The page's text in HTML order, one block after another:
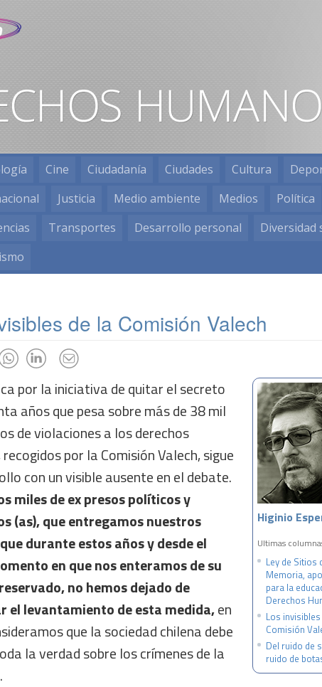
Cine Ciudadanía Ciudades Cultura
Justicia Medio ambiente Medios Política
Transportes Desarrollo personal Diversidad
de la Comisión Valech
Higinio
Ultimas
Ley de Sitios
Memoria,
para la
Derechos
Los
Comisión
Del ruido de
ruido de
por la iniciativa de quitar el secreto
años que pesa sobre más de 38 mil
de violaciones a los derechos
por la Comisión Valech, sigue
con un visible ausente en el debate.
miles de ex presos políticos y
(as), que entregamos nuestros
durante estos años y desde el
en que nos enteramos de su
no hemos dejado de
el levantamiento de esta medida,en
que la sociedad chilena debe
la verdad sobre los crímenes de la